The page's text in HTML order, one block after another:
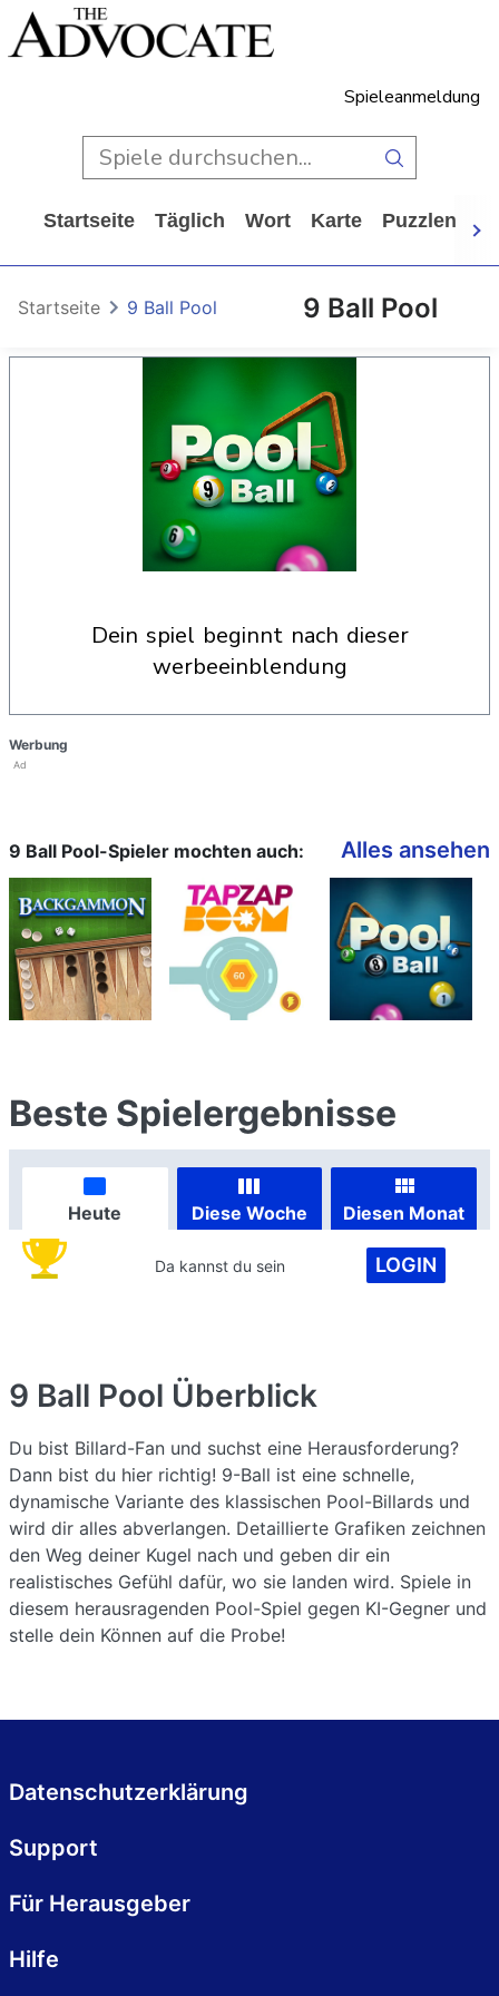
Spieleanmeldung
Startseite Täglich Wort Karte Puzzlen
9 Ball Pool
Startseite 9 Ball Pool
dein spiel beginnt nach dieser
werbeeinblendung
Werbung
Ad
9 Ball Pool-Spieler mochten auch: Alles ansehen
Beste Spielergebnisse
Heute Diese Woche Diesen Monat
Da kannst du sein LOGIN
9 Ball Pool Überblick
Du bist Billard-Fan und suchst eine Herausforderung?
Dann bist du hier richtig! 9-Ball ist eine schnelle,
dynamische Variante des klassischen Pool-Billards und
wird dir alles abverlangen. Detaillierte Grafiken zeichnen
den Weg deiner Kugel nach und geben dir ein
realistisches Gefühl dafür, wo sie landen wird. Spiele in
diesem herausragenden Pool-Spiel gegen KI-Gegner und
stelle dein Können auf die Probe!
Datenschutzerklärung
Support
Für Herausgeber
Hilfe